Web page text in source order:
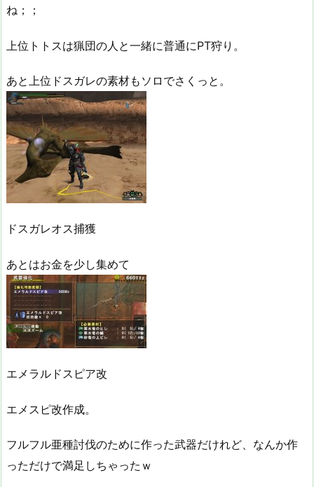
ね；；
上位トトスは猟団の人と一緒に普通にPT狩り。
あと上位ドスガレの素材もソロでさくっと。
ドスガレオス捕獲
あとはお金を少し集めて
エメラルドスピア改
エメスピ改作成。
フルフル亜種討伐のために作った武器だけれど、なんか作
っただけで満足しちゃったｗ